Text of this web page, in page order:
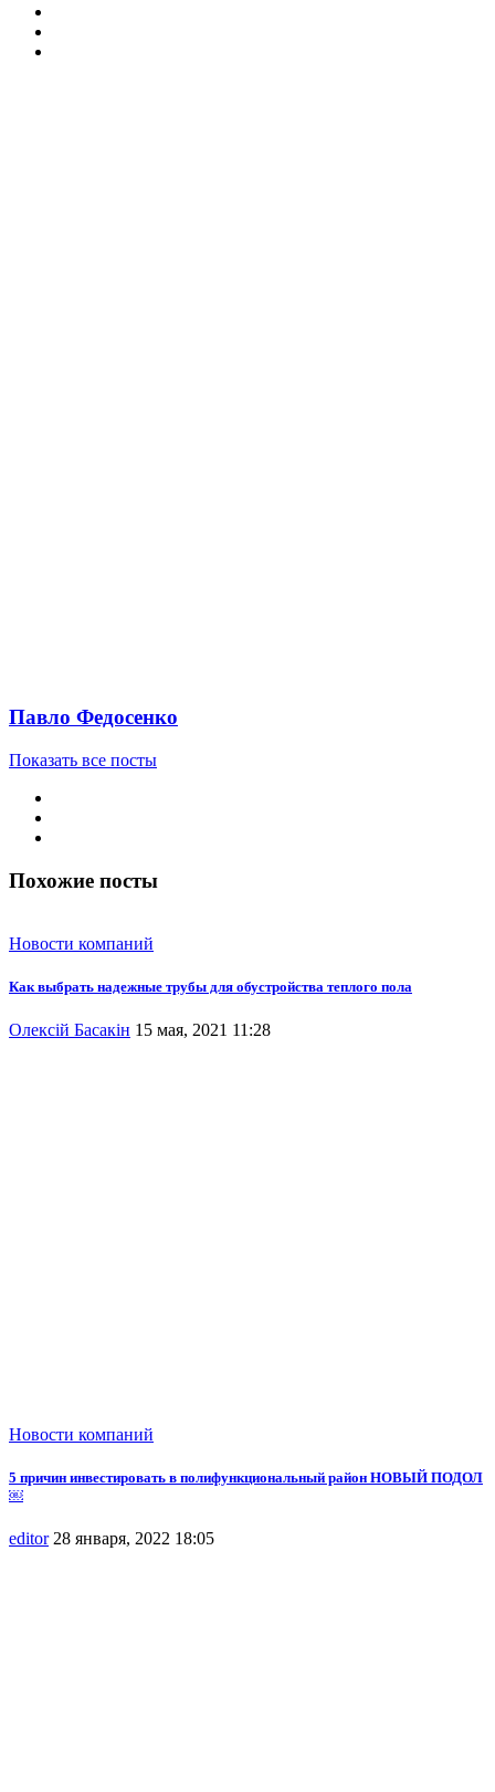
Павло Федосенко
Показать все посты
Похожие посты
Новости компаний
Как выбрать надежные трубы для обустройства теплого пола
Олексій Басакін 15 мая, 2021 11:28
Новости компаний
5 причин инвестировать в полифункциональный район НОВЫЙ ПОДОЛ
￼
editor 28 января, 2022 18:05